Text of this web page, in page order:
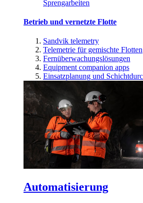
Sprengarbeiten
Betrieb und vernetzte Flotte
Sandvik telemetry
Telemetrie für gemischte Flotten
Fernüberwachungslösungen
Equipment companion apps
Einsatzplanung und
Automatisierung